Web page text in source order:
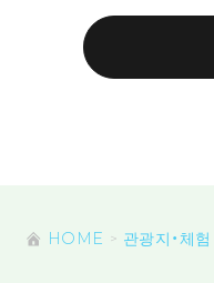
HOME 관광지・체험